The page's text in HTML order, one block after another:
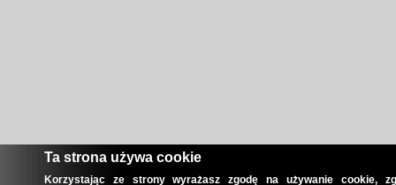
Ta strona używa cookie
Korzystając ze strony wyrażasz zgodę na używanie cookie,